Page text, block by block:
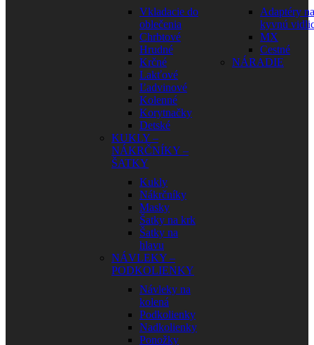
Vkladacie do
oblečenia
Chrbtové
Hrudné
Krčné
Lakťové
Ľadvinové
Kolenné
Korytnačky
Detské
KUKLY –
NÁKRČNÍKY –
ŠATKY
Kukly
Nákrčníky
Masky
Šatky na krk
Šatky na
hlavu
NÁVLEKY –
PODKOLIENKY
Návleky na
kolená
Podkolienky
Nadkolienky
Ponožky
Adaptéry na
kyvnú
MX
Cestné
NÁRADIE